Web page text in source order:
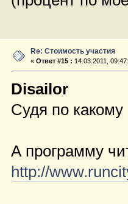
Re: Стоимость участия
«Ответ #15 : 14.03.2011,
Disailor
Судя по какому
А программу
http://